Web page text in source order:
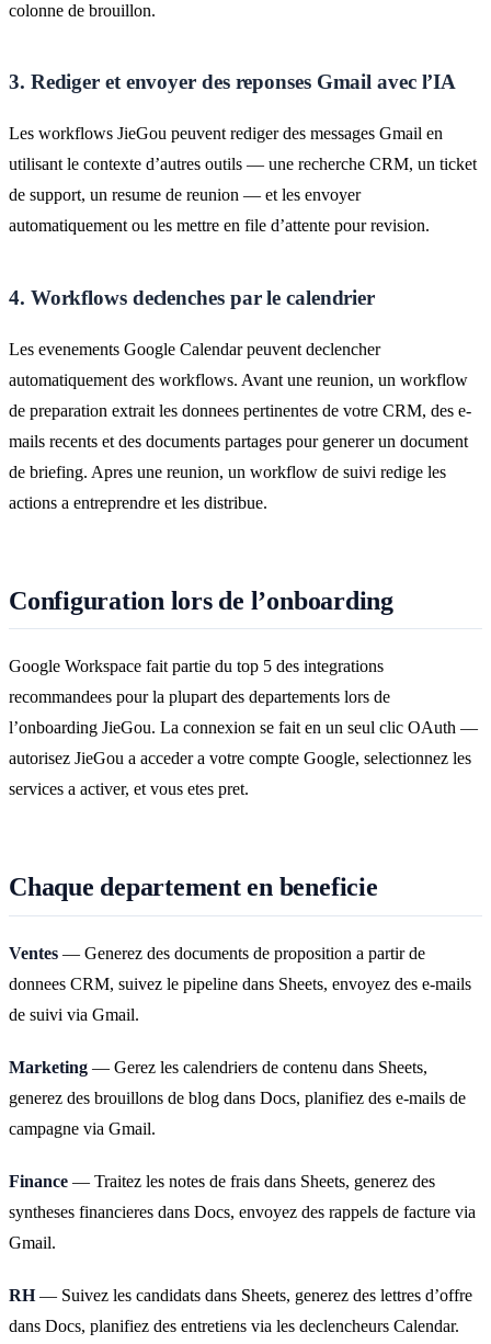
colonne de brouillon.
3. Rediger et envoyer des reponses Gmail avec l’IA
Les workflows JieGou peuvent rediger des messages Gmail en
utilisant le contexte d’autres outils — une recherche CRM, un ticket
de support, un resume de reunion — et les envoyer
automatiquement ou les mettre en file d’attente pour revision.
4. Workflows declenches par le calendrier
Les evenements Google Calendar peuvent declencher
automatiquement des workflows. Avant une reunion, un workflow
de preparation extrait les donnees pertinentes de votre CRM, des e-
mails recents et des documents partages pour generer un document
de briefing. Apres une reunion, un workflow de suivi redige les
actions a entreprendre et les distribue.
Configuration lors de l’onboarding
Google Workspace fait partie du top 5 des integrations
recommandees pour la plupart des departements lors de
l’onboarding JieGou. La connexion se fait en un seul clic OAuth —
autorisez JieGou a acceder a votre compte Google, selectionnez les
services a activer, et vous etes pret.
Chaque departement en beneficie
Ventes — Generez des documents de proposition a partir de
donnees CRM, suivez le pipeline dans Sheets, envoyez des e-mails
de suivi via Gmail.
Marketing — Gerez les calendriers de contenu dans Sheets,
generez des brouillons de blog dans Docs, planifiez des e-mails de
campagne via Gmail.
Finance — Traitez les notes de frais dans Sheets, generez des
syntheses financieres dans Docs, envoyez des rappels de facture via
Gmail.
RH— Suivez les candidats dans Sheets, generez des lettres d’offre
dans Docs, planifiez des entretiens via les declencheurs Calendar.